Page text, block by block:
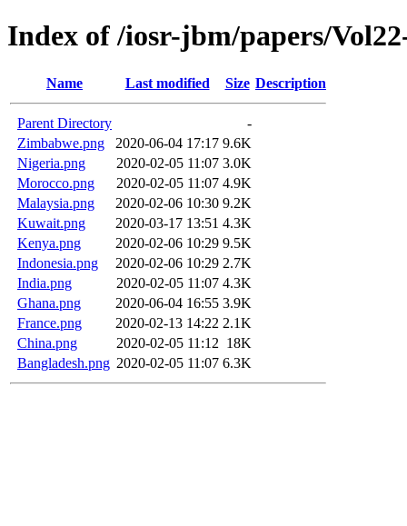
Index of /iosr-jbm/papers/
Name Last modified Size Description
Parent Directory
-
Zimbabwe.png
2020-06-04 17:17 9.6K
Nigeria.png
2020-02-05 11:07 3.0K
Morocco.png
2020-02-05 11:07 4.9K
Malaysia.png
2020-02-06 10:30 9.2K
Kuwait.png
2020-03-17 13:51 4.3K
Kenya.png
2020-02-06 10:29 9.5K
Indonesia.png
2020-02-06 10:29 2.7K
India.png
2020-02-05 11:07 4.3K
Ghana.png
2020-06-04 16:55 3.9K
France.png
2020-02-13 14:22 2.1K
China.png
2020-02-05 11:12 18K
Bangladesh.png 2020-02-05 11:07 6.3K